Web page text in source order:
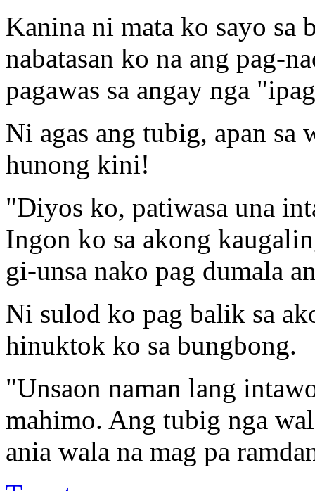
Kanina ni mata ko sayo sa
nabatasan ko na ang pag-
pagawas sa angay nga
Ni agas ang tubig, apan
hunong kini!
"Diyos ko, patiwasa una
Ingon ko sa akong
gi-unsa nako pag dumala
Ni sulod ko pag balik sa
hinuktok ko sa bungbong.
"Unsaon naman lang
mahimo. Ang tubig nga
ania wala na mag pa